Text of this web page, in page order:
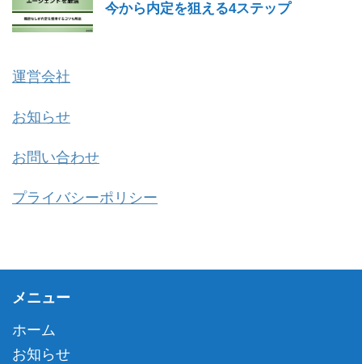
今から内定を狙える4ステップ
運営会社
お知らせ
お問い合わせ
プライバシーポリシー
メニュー
ホーム
お知らせ